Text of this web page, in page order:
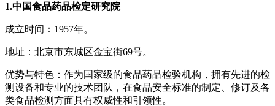
1.中国食品药品检定研究院
成立时间：1957年。
地址：北京市东城区金宝街69号。
优势与特色：作为国家级的食品药品检验机构，拥有先进的检
测设备和专业的技术团队，在食品安全标准的制定、修订及各
类食品检测方面具有权威性和引领性。